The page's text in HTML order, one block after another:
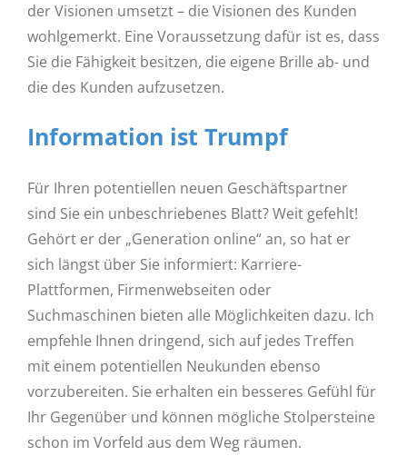
der Visionen umsetzt – die Visionen des Kunden
wohlgemerkt. Eine Voraussetzung dafür ist es, dass
Sie die Fähigkeit besitzen, die eigene Brille ab- und
die des Kunden aufzusetzen.
Information ist Trumpf
Für Ihren potentiellen neuen Geschäftspartner
sind Sie ein unbeschriebenes Blatt? Weit gefehlt!
Gehört er der „Generation online“ an, so hat er
sich längst über Sie informiert: Karriere-
Plattformen, Firmenwebseiten oder
Suchmaschinen bieten alle Möglichkeiten dazu. Ich
empfehle Ihnen dringend, sich auf jedes Treffen
mit einem potentiellen Neukunden ebenso
vorzubereiten. Sie erhalten ein besseres Gefühl für
Ihr Gegenüber und können mögliche Stolpersteine
schon im Vorfeld aus dem Weg räumen.